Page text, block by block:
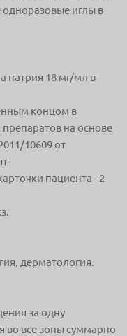
иглы в
натрия 18 мг/мл в
концом в
на основе
10609 от
пациента - 2
дерматология.
за одну
во все зоны суммарно